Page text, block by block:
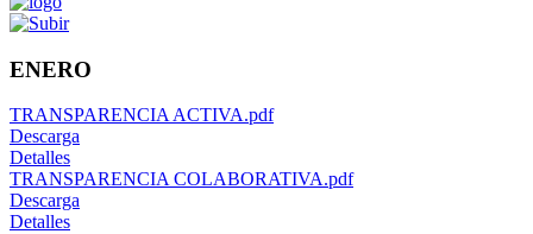
ENERO
TRANSPARENCIA ACTIVA.pdf
Descarga
Detalles
TRANSPARENCIA COLABORATIVA.pdf
Descarga
Detalles